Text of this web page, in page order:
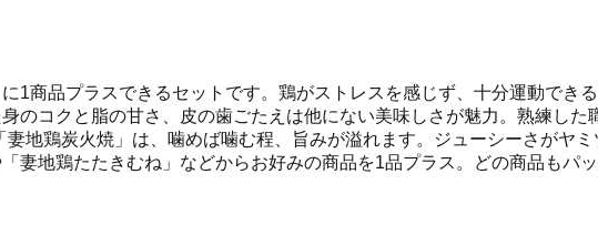
1商品プラスできるセットです。鶏がストレスを感じず、十分運動でき
のコクと脂の甘さ、皮の歯ごたえは他にない美味しさが魅力。熟練し
地鶏炭火焼」は、噛めば噛む程、旨みが溢れます。ジューシーさがヤ
妻地鶏たたきむね」などからお好みの商品を1品プラス。どの商品もパ